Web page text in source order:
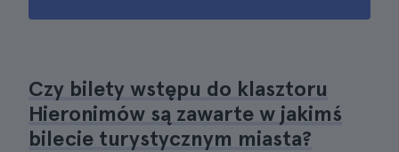
Czy bilety wstępu do klasztoru
Hieronimów są zawarte w jakimś
bilecie turystycznym miasta?